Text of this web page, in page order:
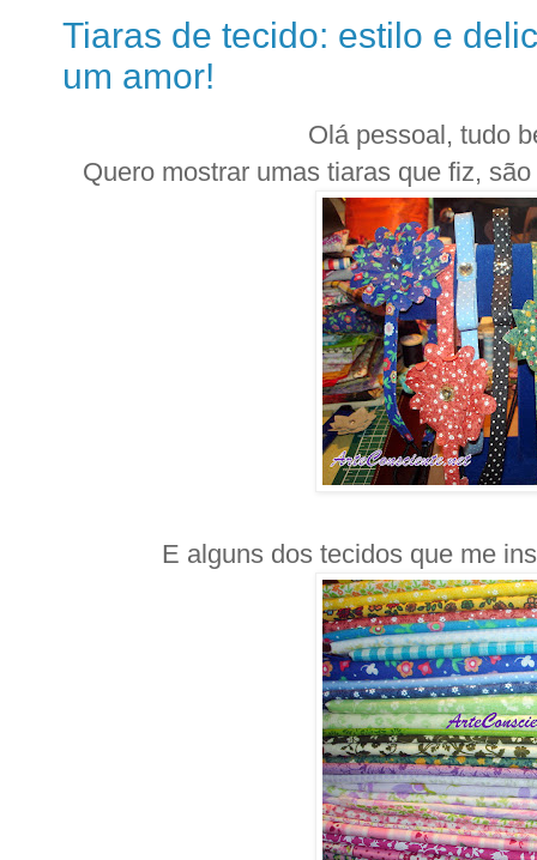
Tiaras de tecido: estilo e
um amor!
Olá pessoal, tudo
Quero mostrar umas tiaras que fiz,
E alguns dos tecidos que me